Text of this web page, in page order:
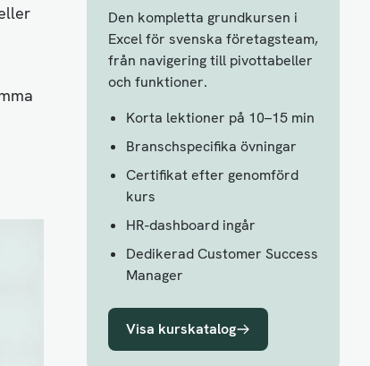
Den kompletta grundkursen i
Excel för svenska företagsteam,
från navigering till pivottabeller
och funktioner.
Korta lektioner på 10–15 min
Branschspecifika övningar
Certifikat efter genomförd
kurs
HR-dashboard ingår
Dedikerad Customer Success
Manager
Visa kurskatalog